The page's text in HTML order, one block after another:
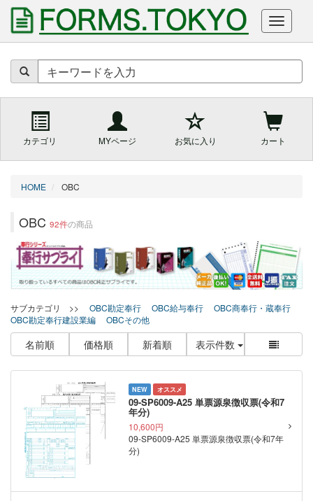
商
キ
ー
ワ
ー
ド
で
索
カテゴリ MYページ お気に入り カート
HOME OBC
OBC 92件の商品
サブカテゴリ >> OBC勘定奉行 OBC給与奉行
OBC商奉行・蔵奉行
OBC勘定奉行建設業編
OBCその他
名前順 価格順 新着順 表示件数
NEW オススメ
09-SP6009-A25 単票源泉徴収票(令和7
年分)
10,600円
09-SP6009-A25 単票源泉徴収票(令和7年
分)